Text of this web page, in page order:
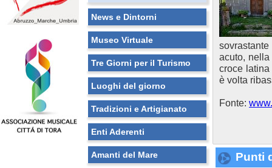
News e Dintorni
Museo Virtuale
Tre Giorni per il Turismo
Luoghi del giorno
Tradizioni e Artigianato
Enti Aderenti
Amanti del Mare
acuto,
croce
è volta
Fonte:
Punti